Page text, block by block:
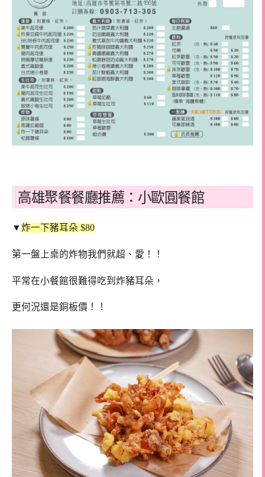
高雄聚餐餐廳推薦：小歐圓餐館
▼炸一下豬耳朵 $80
第一盤上桌的炸物我們就超、愛！！
平常在小餐館很難得吃到炸豬耳朵，
更何況還是銅板價！！